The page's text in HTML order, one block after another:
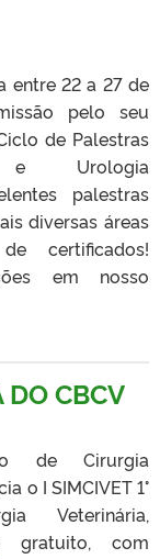
entre 22 a 27 de
pelo seu
de Palestras
Urologia
palestras
diversas áreas
certificados!
em nosso
DO CBCV
de Cirurgia
o I SIMCIVET 1°
Veterinária,
gratuito, com